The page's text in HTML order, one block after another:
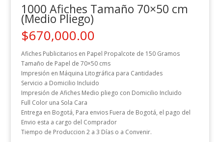
1000 Afiches Tamaño 70×50 cm
(Medio Pliego)
$670,000.00
Afiches Publicitarios en Papel Propalcote de 150 Gramos
Tamaño de Papel de 70×50 cms
Impresión en Máquina Litográfica para Cantidades
Servicio a Domicilio Incluido
Impresión de Afiches Medio pliego con Domicilio Incluido
Full Color una Sola Cara
Entrega en Bogotá, Para envios Fuera de Bogotá, el pago del
Envio esta a cargo del Comprador
Tiempo de Produccion 2 a 3 Días o a Convenir.